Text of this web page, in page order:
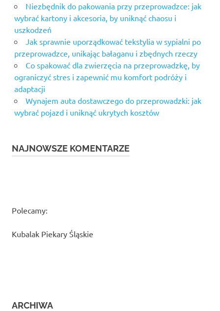
Niezbędnik do pakowania przy przeprowadzce: jak
wybrać kartony i akcesoria, by uniknąć chaosu i
uszkodzeń
Jak sprawnie uporządkować tekstylia w sypialni po
przeprowadzce, unikając bałaganu i zbędnych rzeczy
Co spakować dla zwierzęcia na przeprowadzkę, by
ograniczyć stres i zapewnić mu komfort podróży i
adaptacji
Wynajem auta dostawczego do przeprowadzki: jak
wybrać pojazd i uniknąć ukrytych kosztów
NAJNOWSZE KOMENTARZE
Polecamy:
Kubalak Piekary Śląskie
ARCHIWA